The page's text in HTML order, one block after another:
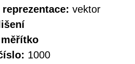
vektor
1000